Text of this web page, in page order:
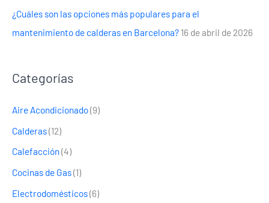
¿Cuáles son las opciones más populares para el
mantenimiento de calderas en Barcelona? 16 de abril de 2026
Categorías
Aire Acondicionado(9)
Calderas(12)
Calefacción(4)
Cocinas de Gas(1)
Electrodomésticos(6)